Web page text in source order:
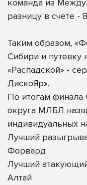
команда из
разницу в счете -
Таким образом,
Сибири и
«Распадской» -
ДискоЯр».
По итогам финала
округа МЛБЛ
индивидуальных
Лучший
Форвард
Лучший
Алтай